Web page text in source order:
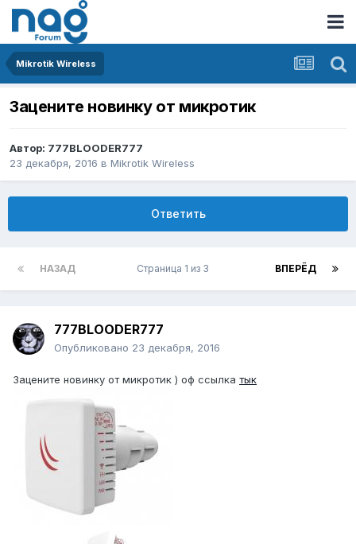
Mikrotik Wireless
Зацените новинку от микротик
Автор: 777BLOODER777
23 декабря, 2016 в Mikrotik Wireless
Ответить
НАЗАД ВПЕРЁД
Страница 1 из 3
777BLOODER777
Опубликовано 23 декабря, 2016
Зацените новинку от микротик ) оф ссылка тык